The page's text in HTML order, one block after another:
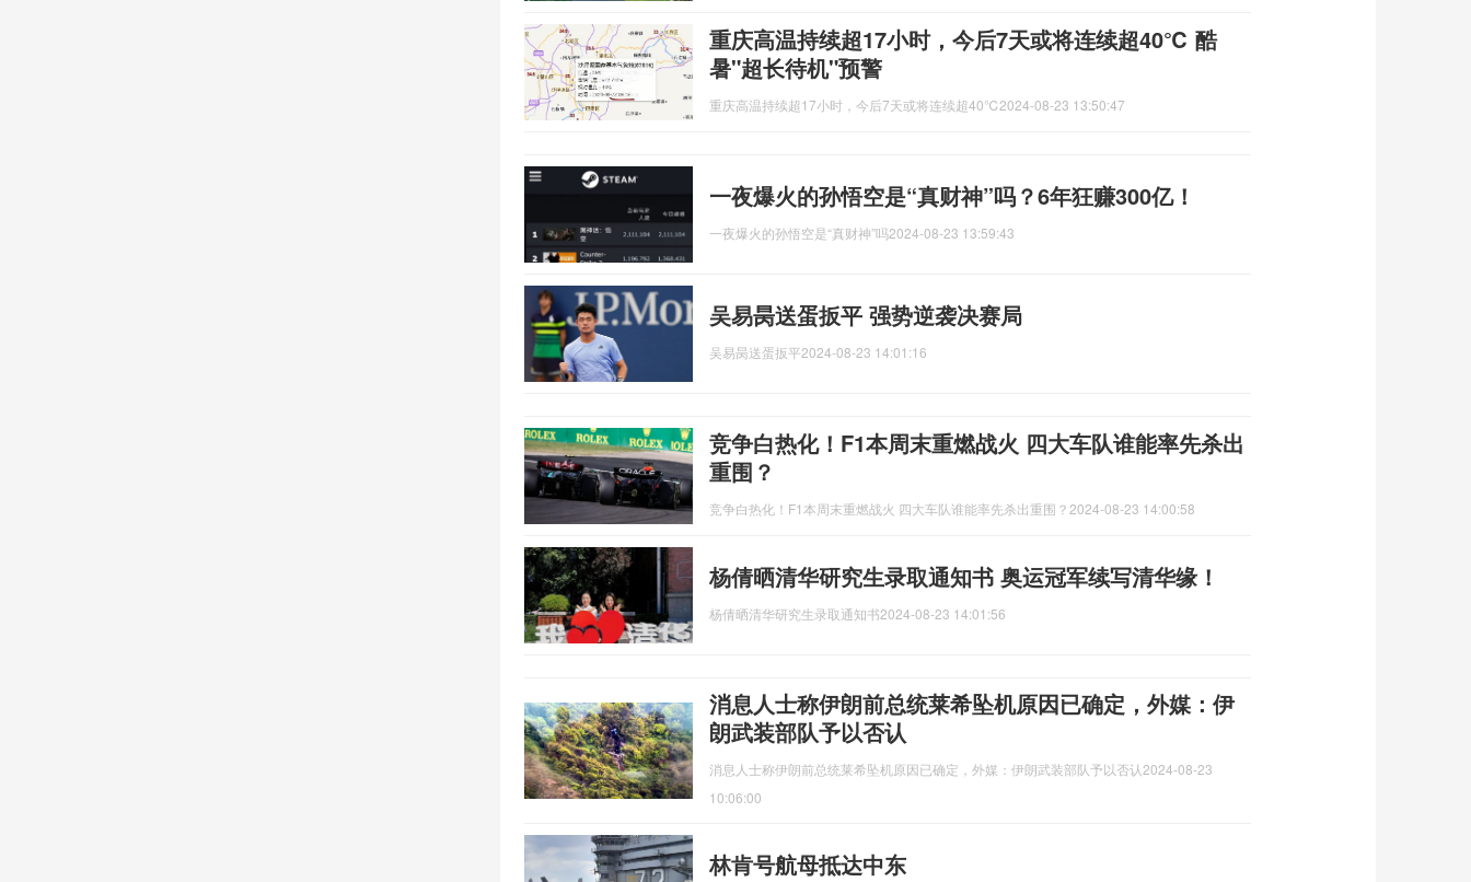
重庆高温持续超17小时，今后7天或将连续超40℃ 酷
暑"超长待机"预警
重庆高温持续超17小时，今后7天或将连续超40℃2024-08-23 13:50:47
一夜爆火的孙悟空是“真财神”吗？6年狂赚300亿！
一夜爆火的孙悟空是“真财神”吗2024-08-23 13:59:43
吴易昺送蛋扳平 强势逆袭决赛局
吴易昺送蛋扳平2024-08-23 14:01:16
竞争白热化！F1本周末重燃战火 四大车队谁能率先杀出
重围？
竞争白热化！F1本周末重燃战火 四大车队谁能率先杀出重围？ 2024-08-23 14:00:58
杨倩晒清华研究生录取通知书 奥运冠军续写清华缘！
杨倩晒清华研究生录取通知书2024-08-23 14:01:56
消息人士称伊朗前总统莱希坠机原因已确定，外媒：伊
朗武装部队予以否认
消息人士称伊朗前总统莱希坠机原因已确定，外媒：伊朗武装部队予以否认2024-08-23
10:06:00
林肯号航母抵达中东